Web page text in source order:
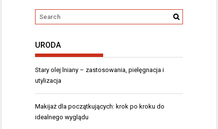
URODA
Stary olej lniany – zastosowania, pielęgnacja i
utylizacja
Makijaż dla początkujących: krok po kroku do
idealnego wyglądu